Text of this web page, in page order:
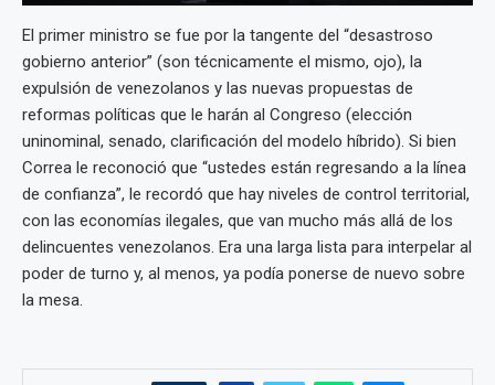
El primer ministro se fue por la tangente del “desastroso
gobierno anterior” (son técnicamente el mismo, ojo), la
expulsión de venezolanos y las nuevas propuestas de
reformas políticas que le harán al Congreso (elección
uninominal, senado, clarificación del modelo híbrido). Si bien
Correa le reconoció que “ustedes están regresando a la línea
de confianza”, le recordó que hay niveles de control territorial,
con las economías ilegales, que van mucho más allá de los
delincuentes venezolanos. Era una larga lista para interpelar al
poder de turno y, al menos, ya podía ponerse de nuevo sobre
la mesa.